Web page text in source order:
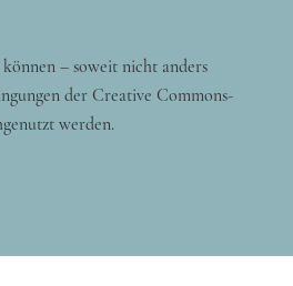
– soweit nicht anders
der Creative Commons-
werden.